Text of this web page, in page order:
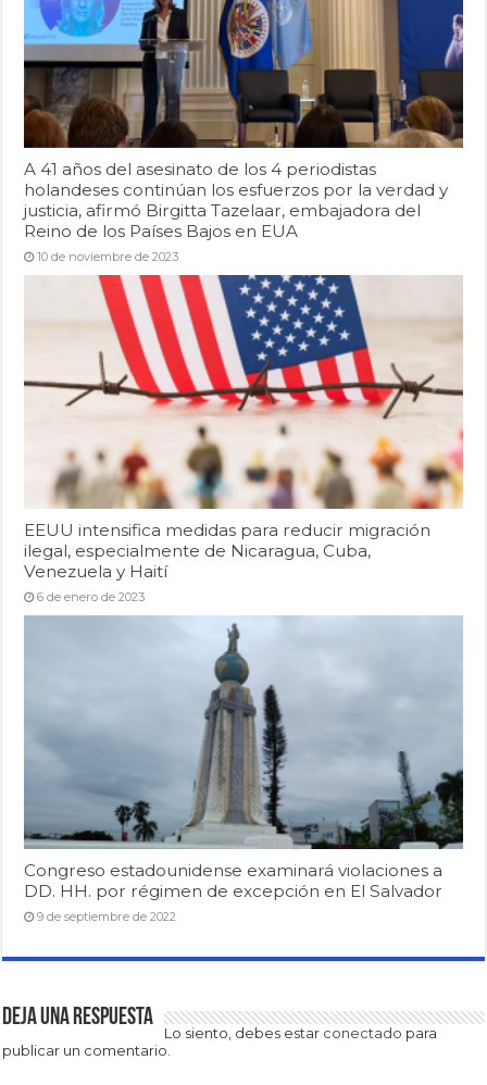
A 41 años del asesinato de los 4 periodistas
holandeses continúan los esfuerzos por la verdad y
justicia, afirmó Birgitta Tazelaar, embajadora del
Reino de los Países Bajos en EUA
10 de noviembre de 2023
EEUU intensifica medidas para reducir migración
ilegal, especialmente de Nicaragua, Cuba,
Venezuela y Haití
6 de enero de 2023
Congreso estadounidense examinará violaciones a
DD. HH. por régimen de excepción en El Salvador
9 de septiembre de 2022
Deja una respuesta
Lo siento, debes estar conectado para
publicar un comentario.